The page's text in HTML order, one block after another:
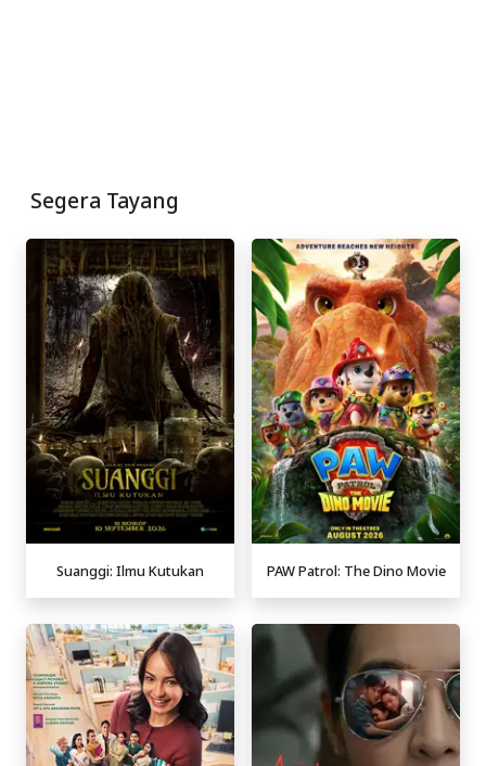
Segera Tayang
Suanggi: Ilmu Kutukan PAW Patrol: The Dino Movie